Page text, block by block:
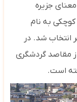
جزیره
به نام
انتخاب شد. در
مقاصد گردشگری
است.